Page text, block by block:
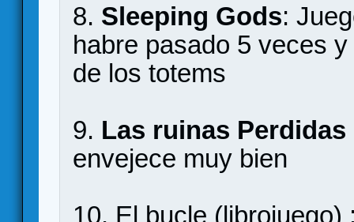
8. Sleeping Gods:
habre pasado 5 veces
de los totems
9. Las ruinas Perdidas
envejece muy bien
10. El bucle